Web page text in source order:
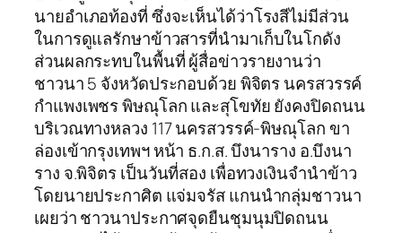
นายอำเภอท้องที่ ซึ่งจะเห็นได้ว่าโรงสีไม่มีส่วน
ในการดูแลรักษาข้าวสารที่นำมาเก็บในโกดัง
ส่วนผลกระทบในพื้นที่ ผู้สื่อข่าวรายงานว่า
ชาวนา 5 จังหวัดประกอบด้วย พิจิตร นครสวรรค์
กำแพงเพชร พิษณุโลก และสุโขทัย ยังคงปิดถนน
บริเวณทางหลวง 117 นครสวรรค์-พิษณุโลก ขา
ล่องเข้ากรุงเทพฯ หน้า ธ.ก.ส. บึงนาราง อ.บึงนา
ราง จ.พิจิตร เป็นวันที่สอง เพื่อทวงเงินจำนำข้าว
โดยนายประกาศิต แจ่มจรัส แกนนำกลุ่มชาวนา
เผยว่า ชาวนาประกาศจุดยืนชุมนุมปิดถนน